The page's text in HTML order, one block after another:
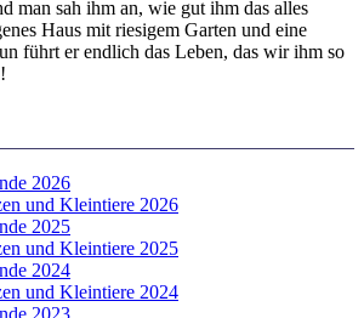
man sah ihm an, wie gut ihm das alles
Haus mit riesigem Garten und eine
führt er endlich das Leben, das wir ihm so
2026
und Kleintiere 2026
2025
und Kleintiere 2025
2024
und Kleintiere 2024
2023